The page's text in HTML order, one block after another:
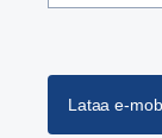
Lataa e-